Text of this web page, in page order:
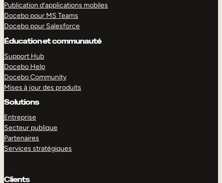
Publication d’applications mobiles
Docebo pour MS Teams
Docebo pour Salesforce
Éducation et communauté
Support Hub
Docebo Help
Docebo Community
Mises à jour des produits
Solutions
Entreprise
Secteur publique
Partenaires
Services stratégiques
Clients